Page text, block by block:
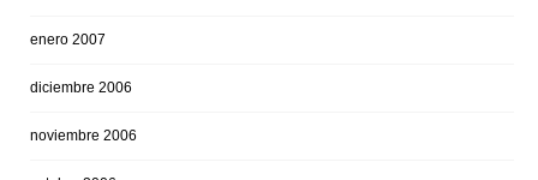
enero 2007
diciembre 2006
noviembre 2006